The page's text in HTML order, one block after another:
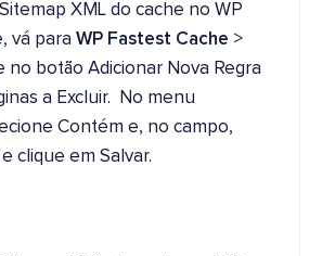
XML do cache no WP
vá para WP Fastest Cache >
no botão Adicionar Nova Regra
a Excluir. No menu
Contém e, no campo,
clique em Salvar.